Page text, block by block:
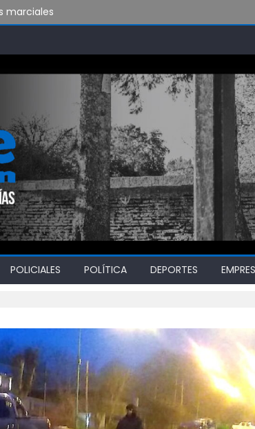
marciales
soportar todo esto?
POLICIALES POLÍTICA DEPORTES